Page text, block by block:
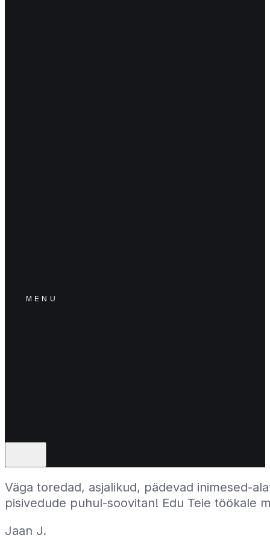
Väga toredad, asjalikud, pädevad inimesed-
pisivedude puhul-soovitan! Edu Teie töökale
Jaan J.